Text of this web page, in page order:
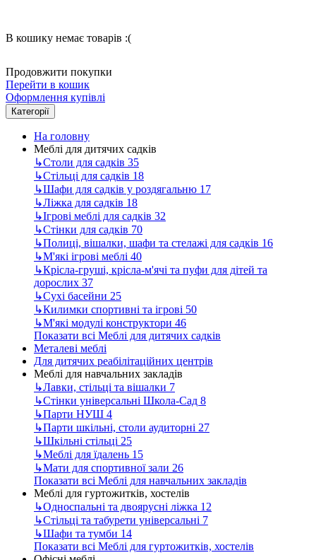
В кошику немає товарів :(
Продовжити покупки
Перейти в кошик
Оформлення купівлі
Категорії
На головну
Меблі для дитячих садків
↳Столи для садків 35
↳Стільці для садків 18
↳Шафи для садків у роздягальню 17
↳Ліжка для садків 18
↳Ігрові меблі для садків 32
↳Стінки для садків 70
↳Полиці, вішалки, шафи та стелажі для садків 16
↳М'які ігрові меблі 40
↳Крісла-груші, крісла-м'ячі та пуфи для дітей та
дорослих 37
↳Сухі басейни 25
↳Килимки спортивні та ігрові 50
↳М'які модулі конструктори 46
Показати всі Меблі для дитячих садків
Металеві меблі
Для дитячих реабілітаційних центрів
Меблі для навчальних закладів
↳Лавки, стільці та вішалки 7
↳Стінки універсальні Школа-Сад 8
↳Парти НУШ 4
↳Парти шкільні, столи аудиторні 27
↳Шкільні стільці 25
↳Меблі для їдалень 15
↳Мати для спортивної зали 26
Показати всі Меблі для навчальних закладів
Меблі для гуртожитків, хостелів
↳Односпальні та двоярусні ліжка 12
↳Стільці та табурети універсальні 7
↳Шафи та тумби 14
Показати всі Меблі для гуртожитків, хостелів